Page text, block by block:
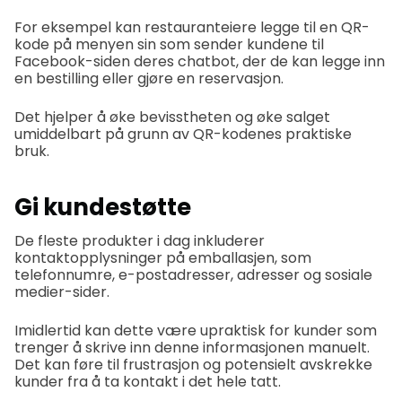
For eksempel kan restauranteiere legge til en QR-
kode på menyen sin som sender kundene til
Facebook-siden deres chatbot, der de kan legge inn
en bestilling eller gjøre en reservasjon.
Det hjelper å øke bevisstheten og øke salget
umiddelbart på grunn av QR-kodenes praktiske
bruk.
Gi kundestøtte
De fleste produkter i dag inkluderer
kontaktopplysninger på emballasjen, som
telefonnumre, e-postadresser, adresser og sosiale
medier-sider.
Imidlertid kan dette være upraktisk for kunder som
trenger å skrive inn denne informasjonen manuelt.
Det kan føre til frustrasjon og potensielt avskrekke
kunder fra å ta kontakt i det hele tatt.